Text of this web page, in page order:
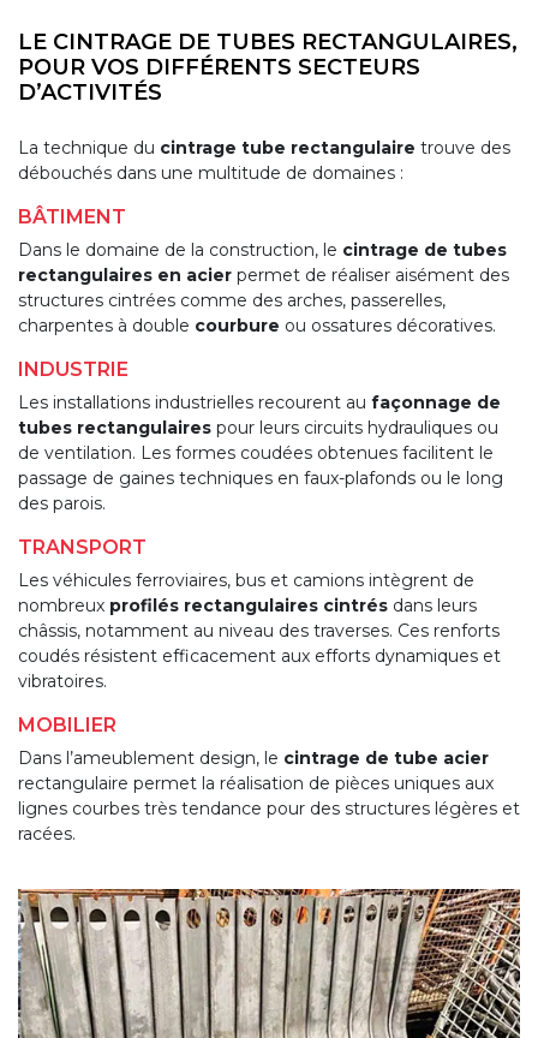
LE CINTRAGE DE TUBES RECTANGULAIRES,
POUR VOS DIFFÉRENTS SECTEURS
D’ACTIVITÉS
La technique du cintrage tube rectangulaire trouve des
débouchés dans une multitude de domaines :
BÂTIMENT
Dans le domaine de la construction, le cintrage de tubes
rectangulaires en acier permet de réaliser aisément des
structures cintrées comme des arches, passerelles,
charpentes à double courbure ou ossatures décoratives.
INDUSTRIE
Les installations industrielles recourent au façonnage de
tubes rectangulaires pour leurs circuits hydrauliques ou
de ventilation. Les formes coudées obtenues facilitent le
passage de gaines techniques en faux-plafonds ou le long
des parois.
TRANSPORT
Les véhicules ferroviaires, bus et camions intègrent de
nombreux profilés rectangulaires cintrés dans leurs
châssis, notamment au niveau des traverses. Ces renforts
coudés résistent efficacement aux efforts dynamiques et
vibratoires.
MOBILIER
Dans l’ameublement design, le cintrage de tube acier
rectangulaire permet la réalisation de pièces uniques aux
lignes courbes très tendance pour des structures légères et
racées.